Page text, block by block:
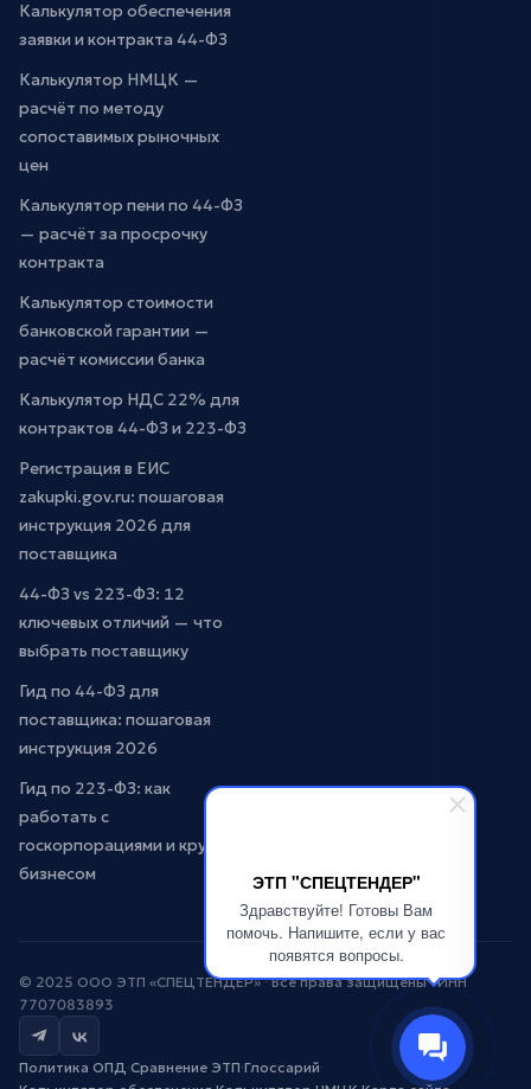
ЭТП "СПЕЦТЕНДЕР"
Здравствуйте! Готовы Вам
помочь. Напишите, если у вас
появятся вопросы.
Калькулятор обеспечения
заявки и контракта 44-ФЗ
Калькулятор НМЦК —
расчёт по методу
сопоставимых рыночных
цен
Калькулятор пени по 44-ФЗ
— расчёт за просрочку
контракта
Калькулятор стоимости
банковской гарантии —
расчёт комиссии банка
Калькулятор НДС 22% для
контрактов 44-ФЗ и 223-ФЗ
Регистрация в ЕИС
zakupki.gov.ru: пошаговая
инструкция 2026 для
поставщика
44-ФЗ vs 223-ФЗ: 12
ключевых отличий — что
выбрать поставщику
Гид по 44-ФЗ для
поставщика: пошаговая
инструкция 2026
Гид по 223-ФЗ: как
работать с
госкорпорациями и крупным
бизнесом
© 2025 ООО ЭТП «СПЕЦТЕНДЕР» · Все права защищены · ИНН
7707083893
Политика ОПД·Сравнение ЭТП·Глоссарий·